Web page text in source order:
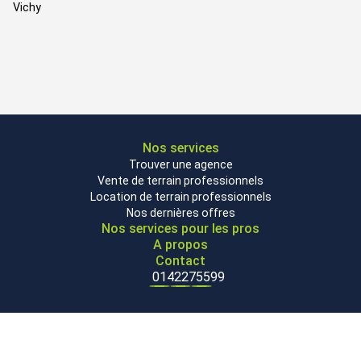
Vichy
Nos services
Trouver une agence
Vente de terrain professionnels
Location de terrain professionnels
Nos dernières offres
Nos services pour les pros
A propos
Contact
0142275599